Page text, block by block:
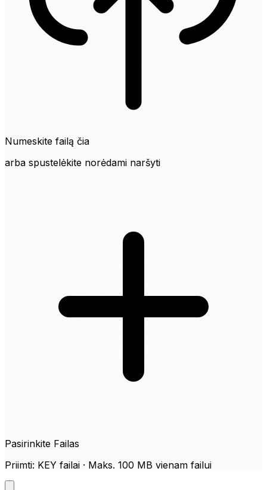
Numeskite failą čia
arba spustelėkite norėdami naršyti
Pasirinkite Failas
Priimti: KEY failai · Maks. 100 MB vienam failui